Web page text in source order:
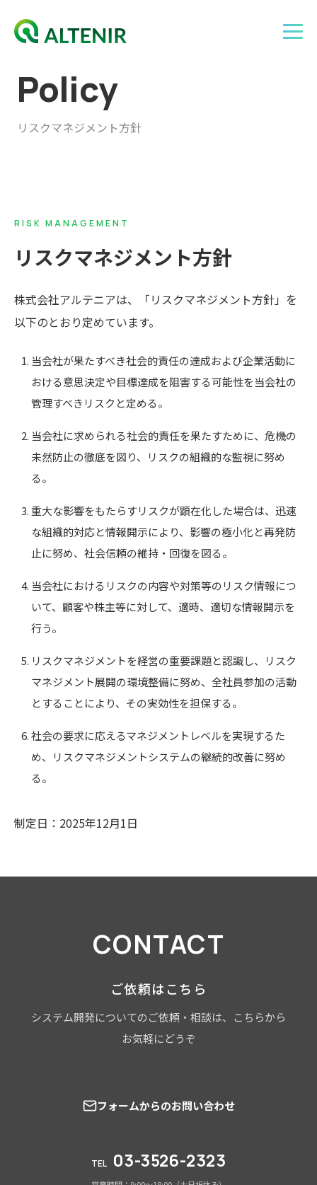
Policy
リスクマネジメント方針
RISK MANAGEMENT
リスクマネジメント方針
株式会社アルテニアは、「リスクマネジメント方針」を
以下のとおり定めています。
当会社が果たすべき社会的責任の達成および企業活動に
おける意思決定や目標達成を阻害する可能性を当会社の
管理すべきリスクと定める。
当会社に求められる社会的責任を果たすために、危機の
未然防止の徹底を図り、リスクの組織的な監視に努め
る。
重大な影響をもたらすリスクが顕在化した場合は、迅速
な組織的対応と情報開示により、影響の極小化と再発防
止に努め、社会信頼の維持・回復を図る。
当会社におけるリスクの内容や対策等のリスク情報につ
いて、顧客や株主等に対して、適時、適切な情報開示を
行う。
リスクマネジメントを経営の重要課題と認識し、リスク
マネジメント展開の環境整備に努め、全社員参加の活動
とすることにより、その実効性を担保する。
社会の要求に応えるマネジメントレベルを実現するた
め、リスクマネジメントシステムの継続的改善に努め
る。
制定日：2025年12月1日
CONTACT
ご依頼はこちら
システム開発についてのご依頼・相談は、こちらから
お気軽にどうぞ
フォームからのお問い合わせ
TEL 03-3526-2323